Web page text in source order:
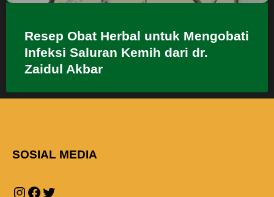
Resep Obat Herbal untuk Mengobati
Infeksi Saluran Kemih dari dr.
Zaidul Akbar
SOSIAL MEDIA